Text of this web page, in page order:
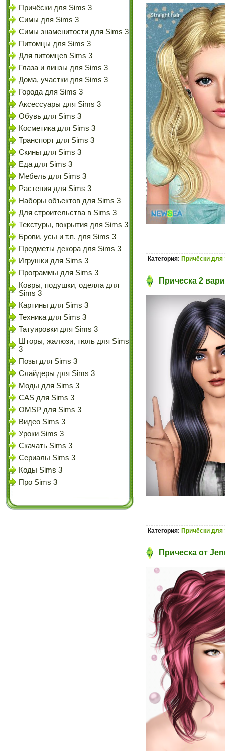
Причёски для Sims 3
Симы для Sims 3
Симы знаменитости для Sims 3
Питомцы для Sims 3
Для питомцев Sims 3
Глаза и линзы для Sims 3
Дома, участки для Sims 3
Города для Sims 3
Аксессуары для Sims 3
Обувь для Sims 3
Косметика для Sims 3
Транспорт для Sims 3
Скины для Sims 3
Еда для Sims 3
Мебель для Sims 3
Растения для Sims 3
Наборы объектов для Sims 3
Для строительства в Sims 3
Текстуры, покрытия для Sims 3
Брови, усы и т.п. для Sims 3
Предметы декора для Sims 3
Игрушки для Sims 3
Программы для Sims 3
Ковры, подушки, одеяла для
Sims 3
Картины для Sims 3
Техника для Sims 3
Татуировки для Sims 3
Шторы, жалюзи, тюль для Sims
3
Позы для Sims 3
Слайдеры для Sims 3
Моды для Sims 3
CAS для Sims 3
OMSP для Sims 3
Видео Sims 3
Уроки Sims 3
Скачать Sims 3
Сериалы Sims 3
Коды Sims 3
Про Sims 3
Категория: Причёски для
Прическа 2
Категория: Причёски для
Прическа от